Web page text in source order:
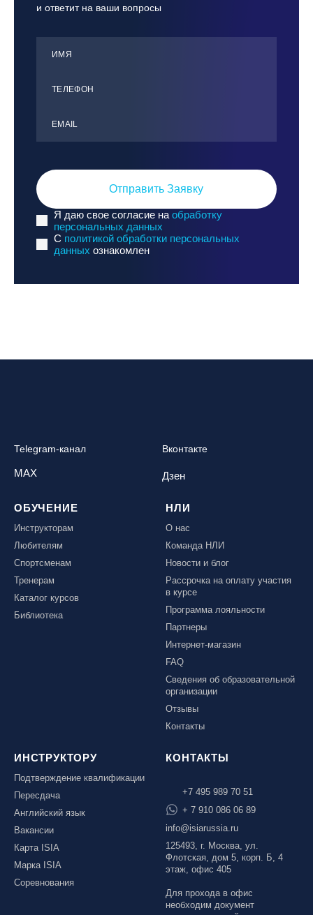
и ответит на ваши вопросы
ИМЯ
ТЕЛЕФОН
ЕMАIL
Отправить Заявку
Я даю свое согласие на обработку
персональных данных
C политикой обработки персональных
данных ознакомлен
Telegram-канал Вконтакте
MAX Дзен
ОБУЧЕНИЕ
Инструкторам
Любителям
Спортсменам
Тренерам
Каталог курсов
Библиотека
НЛИ
О нас
Команда НЛИ
Новости и блог
Рассрочка на оплату участия
в курсе
Программа лояльности
Партнеры
Интернет-магазин
FAQ
Сведения об образовательной
организации
Отзывы
Контакты
ИНСТРУКТОРУ
Подтверждение квалификации
Пересдача
Английский язык
Вакансии
Карта ISIA
Марка ISIA
Соревнования
КОНТАКТЫ
+7 495 989 70 51
+ 7 910 086 06 89
info@isiarussia.ru
125493, г. Москва, ул.
Флотская, дом 5, корп. Б, 4
этаж, офис 405
Для прохода в офис
необходим документ